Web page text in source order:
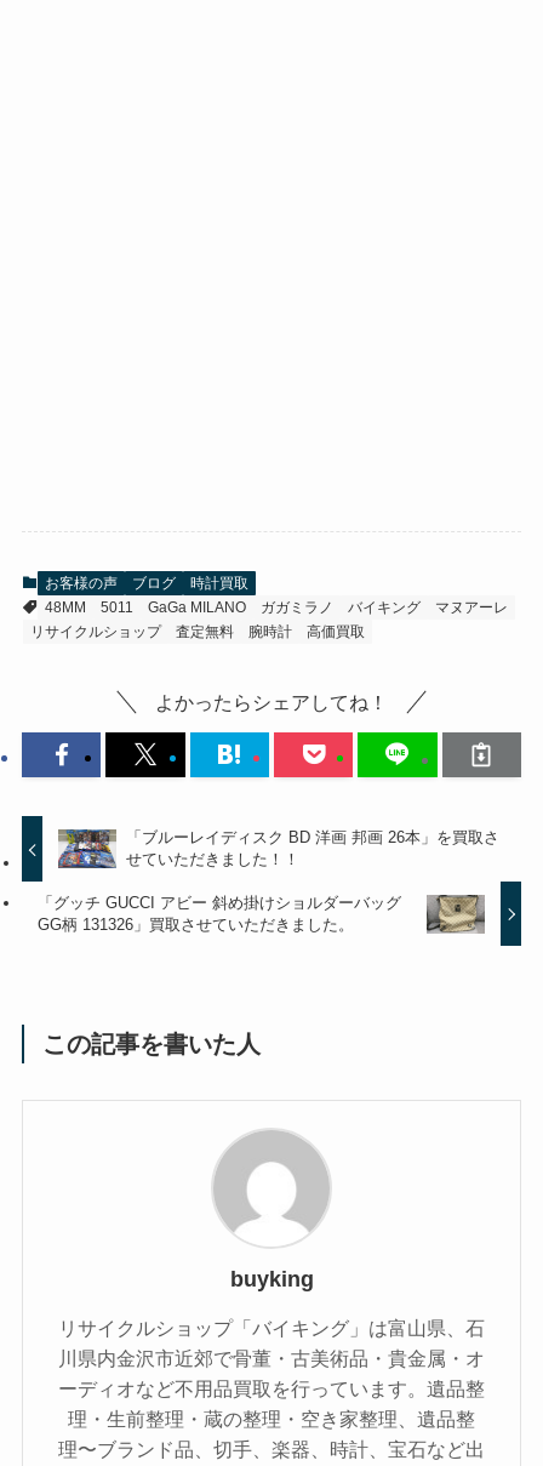
お客様の声 ブログ
時計買取
48MM
5011 GaGa MILANO ガガミラノ バイキング
マヌアーレ
リサイクルショップ
査定無料 腕時計 高価買取
よかったらシェアしてね！
「ブルーレイディスク BD 洋画 邦画 26本」を買取さ
せていただきました！！
「グッチ GUCCI アビー 斜め掛けショルダーバッグ
GG柄 131326」買取させていただきました。
この記事を書いた人
buyking
リサイクルショップ「バイキング」は富山県、石
川県内金沢市近郊で骨董・古美術品・貴金属・オ
ーディオなど不用品買取を行っています。遺品整
理・生前整理・蔵の整理・空き家整理、遺品整
理〜ブランド品、切手、楽器、時計、宝石など出